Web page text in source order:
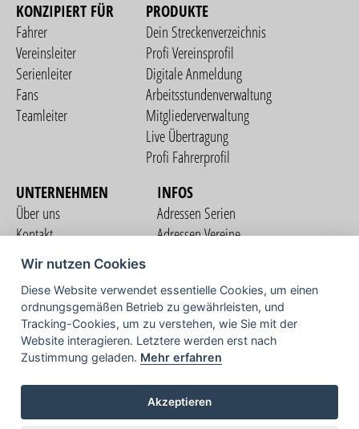
KONZIPIERT FÜR
Fahrer
Vereinsleiter
Serienleiter
Fans
Teamleiter
PRODUKTE
Dein Streckenverzeichnis
Profi Vereinsprofil
Digitale Anmeldung
Arbeitsstundenverwaltung
Mitgliederverwaltung
Live Übertragung
Profi Fahrerprofil
UNTERNEHMEN
Über uns
Kontakt
Nutzungsbedingungen
Datenschutzerklärung
Impressum
INFOS
Adressen Serien
Adressen Vereine
COMMUNITY
TV
Wir nutzen Cookies
Diese Website verwendet essentielle Cookies, um einen
ordnungsgemäßen Betrieb zu gewährleisten, und
Tracking-Cookies, um zu verstehen, wie Sie mit der
Website interagieren. Letztere werden erst nach
Zustimmung geladen. Mehr erfahren
Akzeptieren